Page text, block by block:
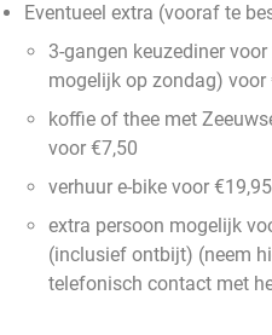
Eventueel extra (vooraf te
3-gangen keuzediner
mogelijk op zondag) voor
koffie of thee met
voor €7,50
verhuur e-bike voor
extra persoon mogelijk
(inclusief ontbijt) (neem
telefonisch contact met